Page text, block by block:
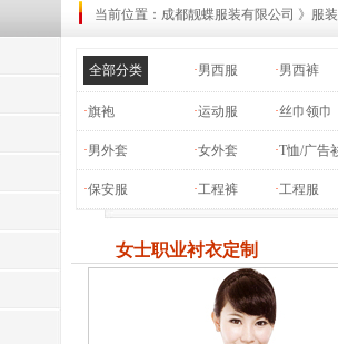
当前位置： 成都靓蝶服装有限公司 》 服
全部分类 ·男西服 ·男西裤
·旗袍 ·运动服 ·丝巾领巾
·男外套 ·女外套 ·T恤/广告
·保安服 ·工程裤 ·工程服
女士职业衬衣定制